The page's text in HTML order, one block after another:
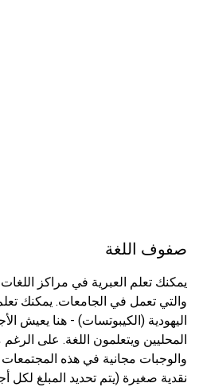
صفوف اللغة
يمكنك تعلم العبرية في مراكز
والتي تعمل في الجامعات. يمكنك
اليهودية (الكيبوتسات) - هنا يعيش
المحليين ويتعلمون اللغة. على
والوجبات مجانية في هذه
نقدية صغيرة (يتم تحديد المبلغ لكل